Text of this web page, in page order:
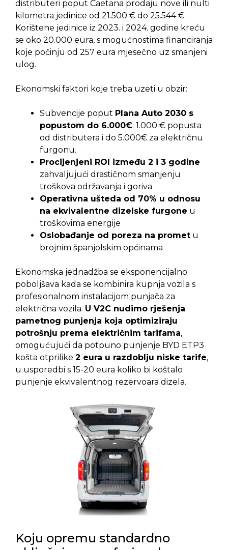
distributeri poput Caetana prodaju nove ili nulti
kilometra jedinice od 21.500 € do 25.544 €.
Korištene jedinice iz 2023. i 2024. godine kreću
se oko 20.000 eura, s mogućnostima financiranja
koje počinju od 257 eura mjesečno uz smanjeni
ulog.
Ekonomski faktori koje treba uzeti u obzir:
Subvencije poput Plana Auto 2030 s
popustom do 6.000€: 1.000 € popusta
od distributera i do 5.000€ za električnu
furgonu.
Procijenjeni ROI između 2 i 3 godine
zahvaljujući drastičnom smanjenju
troškova održavanja i goriva
Operativna ušteda od 70% u odnosu
na ekvivalentne dizelske furgone u
troškovima energije
Oslobađanje od poreza na promet u
brojnim španjolskim općinama
Ekonomska jednadžba se eksponencijalno
poboljšava kada se kombinira kupnja vozila s
profesionalnom instalacijom punjača za
električna vozila. U V2C nudimo rješenja
pametnog punjenja koja optimiziraju
potrošnju prema električnim tarifama,
omogućujući da potpuno punjenje BYD ETP3
košta otprilike 2 eura u razdoblju niske tarife,
u usporedbi s 15-20 eura koliko bi koštalo
punjenje ekvivalentnog rezervoara dizela.
Koju opremu standardno